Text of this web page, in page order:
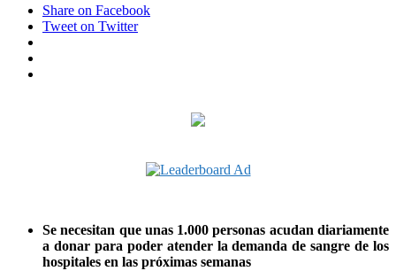
Share on Facebook
Tweet on Twitter
Se necesitan que unas 1.000 personas acudan diariamente
a donar para poder atender la demanda de sangre de los
hospitales en las próximas semanas